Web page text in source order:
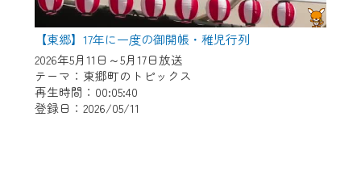
【東郷】17年に一度の御開帳・稚児行列
2026年5月11日～5月17日放送
テーマ：東郷町のトピックス
再生時間：00:05:40
登録日：2026/05/11